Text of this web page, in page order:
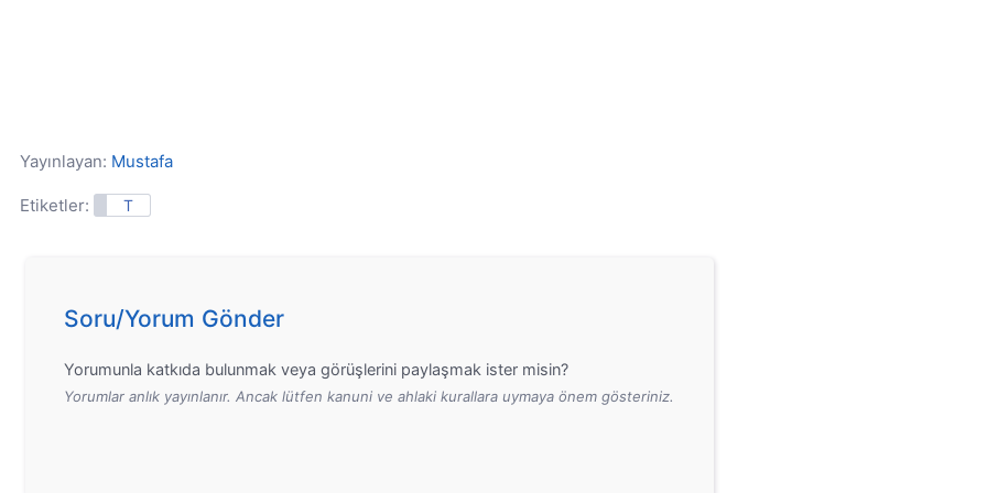
Yayınlayan: Mustafa
Etiketler: T
Soru/Yorum Gönder
Yorumunla katkıda bulunmak veya görüşlerini paylaşmak ister misin?
Yorumlar anlık yayınlanır. Ancak lütfen kanuni ve ahlaki kurallara uymaya önem gösteriniz.